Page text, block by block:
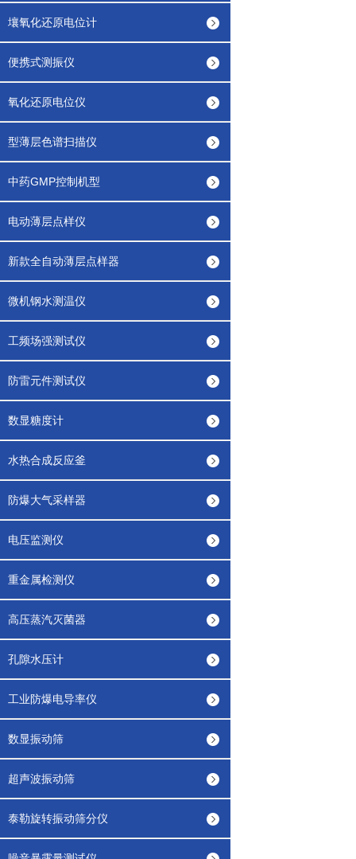
壤氧化还原电位计
便携式测振仪
氧化还原电位仪
型薄层色谱扫描仪
中药GMP控制机型
电动薄层点样仪
新款全自动薄层点样器
微机钢水测温仪
工频场强测试仪
防雷元件测试仪
数显糖度计
水热合成反应釜
防爆大气采样器
电压监测仪
重金属检测仪
高压蒸汽灭菌器
孔隙水压计
工业防爆电导率仪
数显振动筛
超声波振动筛
泰勒旋转振动筛分仪